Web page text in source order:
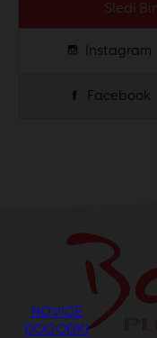
NOVICE
DOGODKI
Sledi
Instagram
Facebook